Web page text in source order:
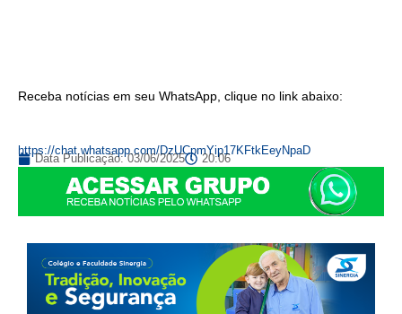
Receba notícias em seu WhatsApp, clique no link abaixo:
https://chat.whatsapp.com/DzUCpmYip17KFtkEeyNpaD
Data Publicação:03/06/2025 20:06